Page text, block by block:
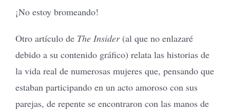
¡No estoy bromeando!
Otro artículo de The Insider(al que no enlazaré
debido a su contenido gráfico) relata las historias de
la vida real de numerosas mujeres que, pensando que
estaban participando en un acto amoroso con sus
parejas, de repente se encontraron con las manos de